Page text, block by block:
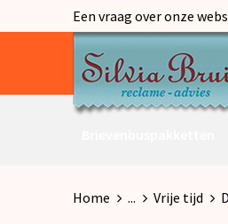
Een vraag over onze
Home ... Vrije tijd